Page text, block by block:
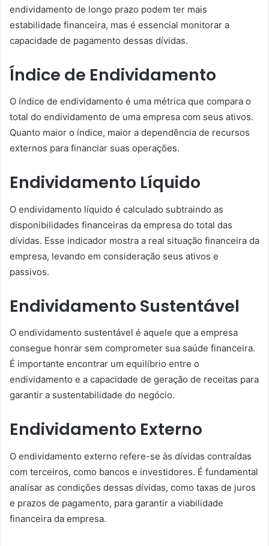
endividamento de longo prazo podem ter mais
estabilidade financeira, mas é essencial monitorar a
capacidade de pagamento dessas dívidas.
Índice de Endividamento
O índice de endividamento é uma métrica que compara o
total do endividamento de uma empresa com seus ativos.
Quanto maior o índice, maior a dependência de recursos
externos para financiar suas operações.
Endividamento Líquido
O endividamento líquido é calculado subtraindo as
disponibilidades financeiras da empresa do total das
dívidas. Esse indicador mostra a real situação financeira da
empresa, levando em consideração seus ativos e
passivos.
Endividamento Sustentável
O endividamento sustentável é aquele que a empresa
consegue honrar sem comprometer sua saúde financeira.
É importante encontrar um equilíbrio entre o
endividamento e a capacidade de geração de receitas para
garantir a sustentabilidade do negócio.
Endividamento Externo
O endividamento externo refere-se às dívidas contraídas
com terceiros, como bancos e investidores. É fundamental
analisar as condições dessas dívidas, como taxas de juros
e prazos de pagamento, para garantir a viabilidade
financeira da empresa.